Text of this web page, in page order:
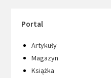
Portal
Artykuły
Magazyn
Książka